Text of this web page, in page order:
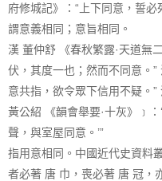
譯
府修城記》：“上下同意，誓必
謂意義相同；意旨相同。
漢 董仲舒 《春秋繁露·天道無
伏，其度一也；然而不同意。”
意共指，欲令眾下信用不疑。”
黃公紹 《韻會舉要·十灰》﹞
聲，與室屋同意。’”
指用意相同。中國近代史資料
者必著 唐 巾，喪必著 唐 冠，